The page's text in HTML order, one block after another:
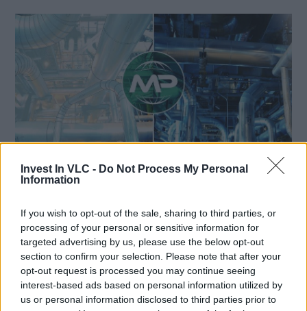
Invest In VLC - Do Not Process My Personal
Information
If you wish to opt-out of the sale, sharing to third parties, or
processing of your personal or sensitive information for
targeted advertising by us, please use the below opt-out
section to confirm your selection. Please note that after your
opt-out request is processed you may continue seeing
interest-based ads based on personal information utilized by
us or personal information disclosed to third parties prior to
La empresa europea Modpack
System impulsa una inversión de 2
millones en València y convierte la
ciudad en su centro para Europa
Occidental
07/04/2026
Valencia, 07 de abril 2026 Durante el último año, Invest in